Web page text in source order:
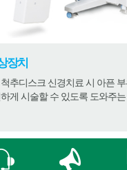
장치
추디스크 신경치료 시 아픈
게 시술할 수 있도록 도와주